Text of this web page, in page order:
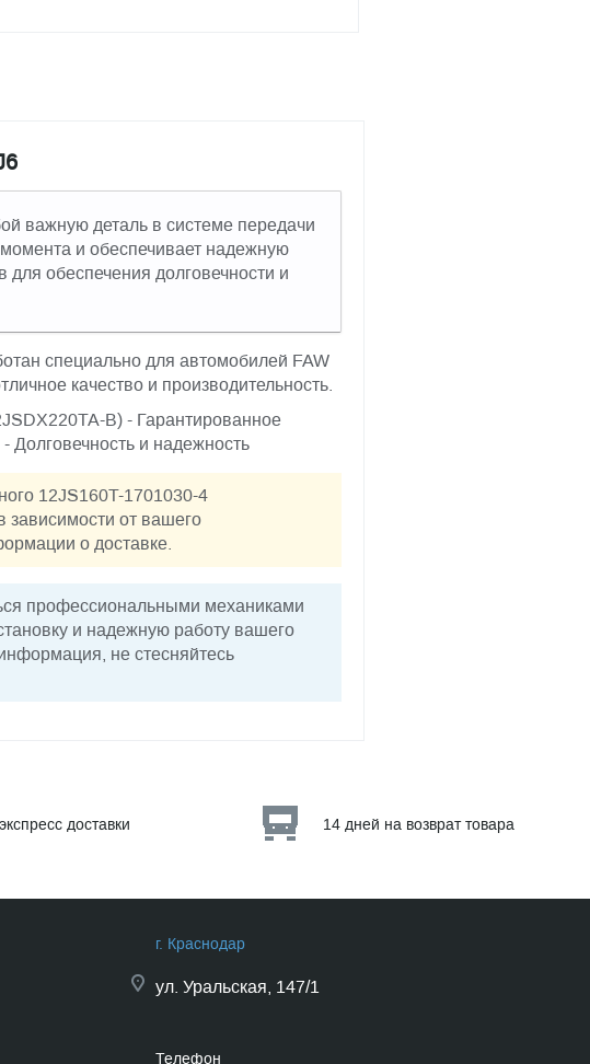
важную деталь в системе передачи
и обеспечивает надежную
обеспечения долговечности и
специально для автомобилей FAW
качество и производительность.
B) - Гарантированное
Долговечность и надежность
12JS160T-1701030-4
зависимости от вашего
о доставке.
профессиональными механиками
и надежную работу вашего
не стесняйтесь
доставки 14 дней на возврат товара
г. Краснодар
ул. Уральская, 147/1
Телефон